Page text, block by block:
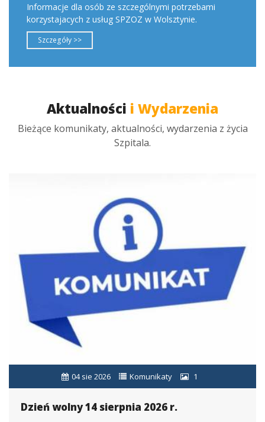
Informacje dla osób ze szczególnymi potrzebami
korzystajacych z usług SPZOZ w Wolsztynie.
Szczegóły >>
Aktualności i Wydarzenia
Bieżące komunikaty, aktualności, wydarzenia z życia
Szpitala.
04 sie 2026 Komunikaty 1
Dzień wolny 14 sierpnia 2026 r.